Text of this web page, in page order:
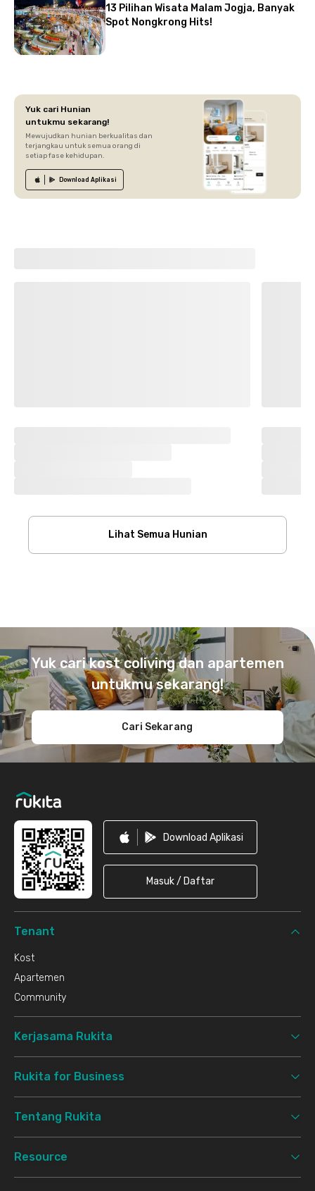
13 Pilihan Wisata Malam Jogja, Banyak
Spot Nongkrong Hits!
Yuk cari Hunian
untukmu sekarang!
Mewujudkan hunian berkualitas dan
terjangkau untuk semua orang di
setiap fase kehidupan.
Download Aplikasi
Lihat Semua Hunian
Yuk cari kost coliving dan apartemen
untukmu sekarang!
Cari Sekarang
Download Aplikasi
Masuk / Daftar
Tenant
Kost
Apartemen
Community
Kerjasama Rukita
Rukita for Business
Tentang Rukita
Resource